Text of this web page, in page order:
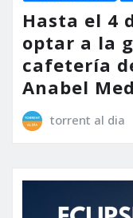
Hasta el 4
optar a la
cafetería
Anabel
torrent al dia